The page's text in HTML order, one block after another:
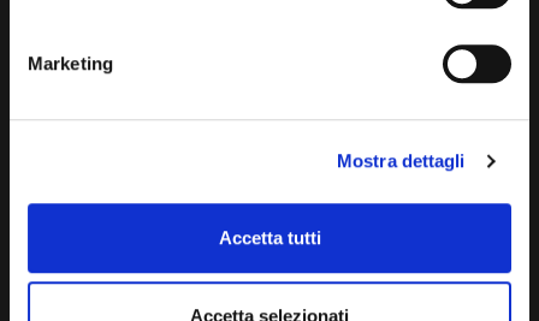
Marketing
Mostra dettagli
Accetta tutti
Accetta selezionati
AFTER DINNER INFUSION
ANISEED-FLAVOURED